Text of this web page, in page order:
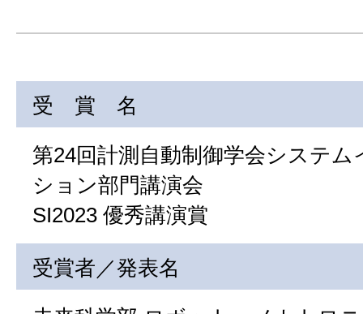
受 賞 名
第24回計測自動制御学会システム
ション部門講演会
SI2023 優秀講演賞
受賞者／発表名